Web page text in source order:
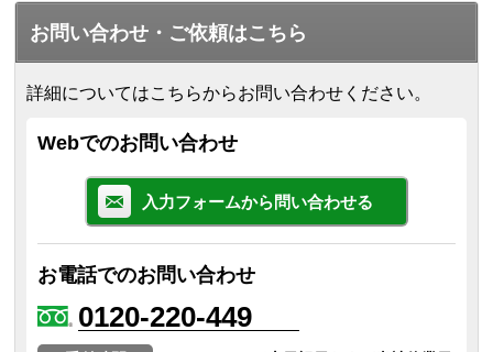
お問い合わせ・ご依頼はこちら
詳細についてはこちらからお問い合わせください。
Webでのお問い合わせ
入力フォームから問い合わせる
お電話でのお問い合わせ
0120-220-449